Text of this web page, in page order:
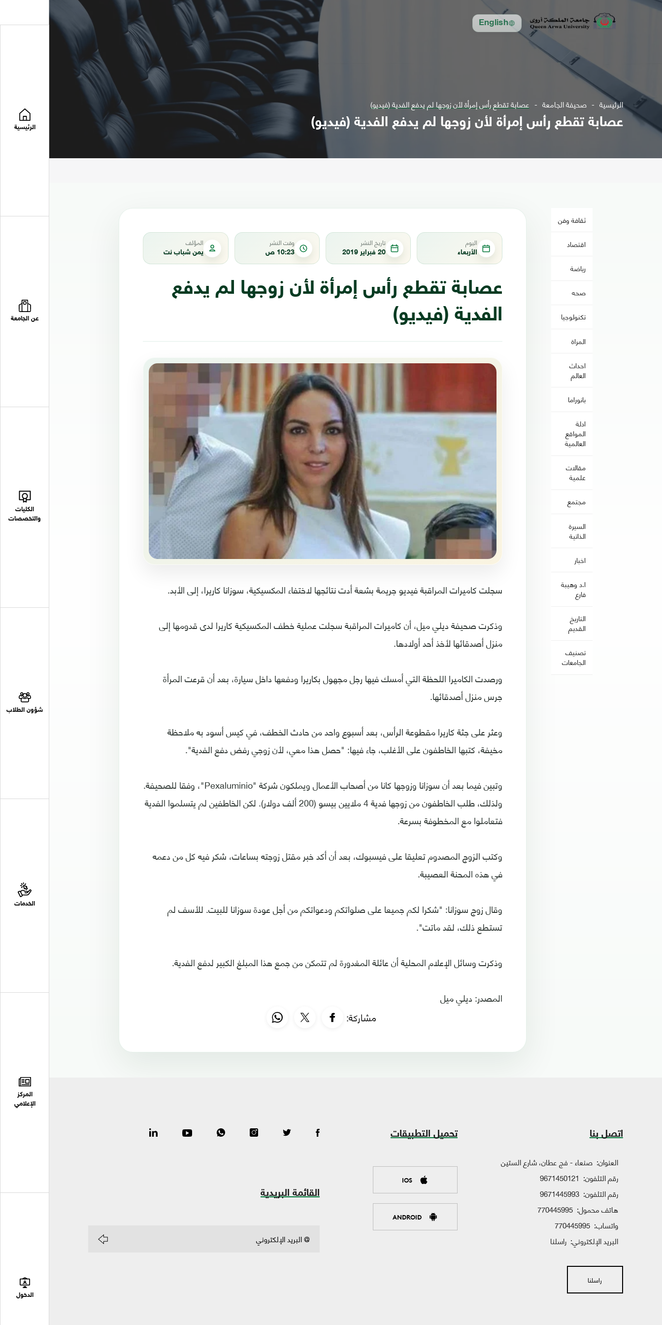
English
الرئيسية
عن الجامعة
الكليات
والتخصصات
شؤون الطلاب
الخدمات
المركز
الإعلامي
الدخول
الرئيسية صحيفة الجامعة عصابة تقطع رأس إمرأة لأن زوجها لم يدفع الفدية (فيديو)
عصابة تقطع رأس إمرأة لأن زوجها لم يدفع الفدية (فيديو)
ثقافة وفن
اقتصاد
رياضة
صحه
تكنولوجيا
المراة
احداث
العالم
بانوراما
ادلة
المواقع
العالمية
مقالات
علمية
مجتمع
السيرة
الذاتية
اخبار
ا.د وهيبة
فارع
التاريخ
القديم
تصنيف
الجامعات
اليوم
الأربعاء
تاريخ النشر
20 فبراير 2019
وقت النشر
10:23 ص
المؤلف
يمن شباب نت
عصابة تقطع رأس إمرأة لأن زوجها لم يدفع
الفدية (فيديو)
سجلت كاميرات المراقبة فيديو جريمة بشعة أدت نتائجها لاختفاء المكسيكية، سوزانا كاريرا، إلى الأبد.
وذكرت صحيفة ديلي ميل، أن كاميرات المراقبة سجلت عملية خطف المكسيكية كاريرا لدى قدومها إلى
منزل أصدقائها لأخذ أحد أولادها.
ورصدت الكاميرا اللحظة التي أمسك فيها رجل مجهول بكاريرا ودفعها داخل سيارة، بعد أن قرعت المرأة
جرس منزل أصدقائها.
وعثر على جثة كاريرا مقطوعة الرأس، بعد أسبوع واحد من حادث الخطف، في كيس أسود به ملاحظة
مخيفة، كتبها الخاطفون على الأغلب، جاء فيها: "حصل هذا معي، لأن زوجي رفض دفع الفدية".
وتبين فيما بعد أن سوزانا وزوجها كانا من أصحاب الأعمال ويملكون شركة "Pexaluminio"، وفقا للصحيفة.
ولذلك، طلب الخاطفون من زوجها فدية 4 ملايين بيسو (200 ألف دولار). لكن الخاطفين لم يتسلموا الفدية
فتعاملوا مع المخطوفة بسرعة.
وكتب الزوج المصدوم تعليقا على فيسبوك، بعد أن أكد خبر مقتل زوجته بساعات، شكر فيه كل من دعمه
في هذه المحنة العصيبة.
وقال زوج سوزانا: "شكرا لكم جميعا على صلواتكم ودعواتكم من أجل عودة سوزانا للبيت. للأسف لم
تستطع ذلك، لقد ماتت".
وذكرت وسائل الإعلام المحلية أن عائلة المغدورة لم تتمكن من جمع هذا المبلغ الكبير لدفع الفدية.
المصدر: ديلي ميل
مشاركة:
اتصل بنا
العنوان: صنعاء - فج عطان، شارع الستين
رقم التلفون: 9671450121
رقم التلفون: 9671445993
هاتف محمول: 770445995
واتساب: 770445995
البريد الإلكتروني: راسلنا
راسلنا
تحميل التطبيقات
IOS
ANDROID
القائمة البريدية